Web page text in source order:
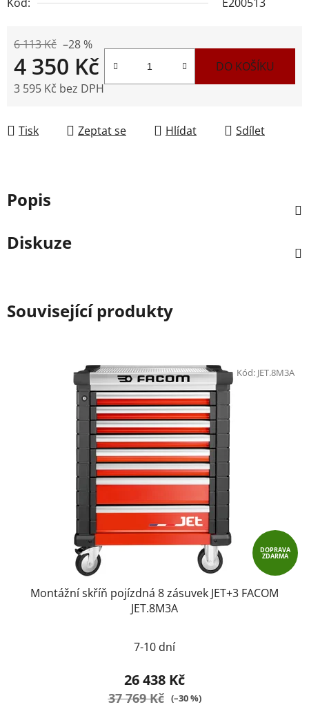
6 113 Kč –28 %
4 350 Kč
3 595 Kč bez DPH
DO KOŠÍKU
Tisk Zeptat se Hlídat Sdílet
Popis
Diskuze
Související produkty
DOPRAVA
ZDARMA
Montážní skříň pojízdná 8 zásuvek JET+3 FACOM
JET.8M3A
7-10 dní
26 438 Kč
37 769 Kč (–30 %)
Kód: JET.8M3A